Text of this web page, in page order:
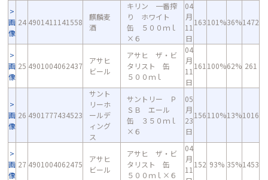
画
像
24 4901411141558
麒麟麦
酒
キリン 一番搾
り ホワイト
缶 ５００ｍｌ
×６
04
月
11
日
163101%36%1472
画
像
25 4901004062437
アサヒ
ビール
アサヒ ザ・ビ
タリスト 缶
５００ｍｌ
04
月
11
日
161 100%62% 261
画
像
26 4901777434523
サント
リーホ
ールデ
ィング
ス
サントリー Ｐ
ＳＢ エール
缶 ３５０ｍｌ
×６
05
月
23
日
156110%13%1016
画
像
27 4901004062475
アサヒ
ビール
アサヒ ザ・ビ
タリスト 缶
５００ｍｌ×６
04
月
11
152 93% 35%1453